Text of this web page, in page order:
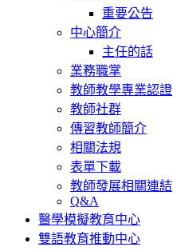
重要公告
中心簡介
主任的話
業務職掌
教師教學專業認證
教師社群
傳習教師簡介
相關法規
表單下載
教師發展相關連結
Q&A
醫學模擬教育中心
雙語教育推動中心